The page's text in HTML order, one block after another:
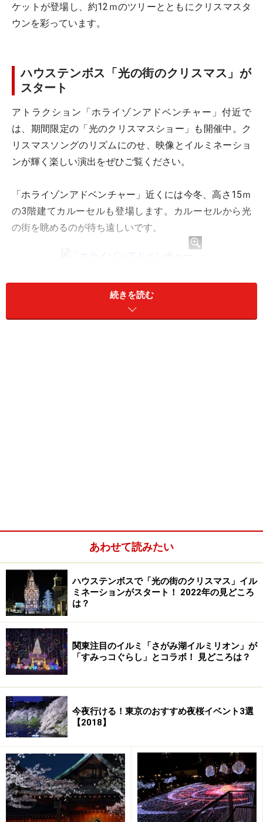
ケットが登場し、約12ｍのツリーとともにクリスマスタ
ウンを彩っています。
ハウステンボス「光の街のクリスマス」が
スタート
アトラクション「ホライゾンアドベンチャー」付近で
は、期間限定の「光のクリスマスショー」も開催中。ク
リスマスソングのリズムにのせ、映像とイルミネーショ
ンが輝く楽しい演出をぜひご覧ください。
「ホライゾンアドベンチャー」近くには今冬、高さ15ｍ
の3階建てカルーセルも登場します。カルーセルから光
の街を眺めるのが待ち遠しいです。
ャー」
●いたるところに「隠れイルミ」も！
美しく輝くギヤマンミュージアム建屋とクリスマスツリー
中心街である「アムステルダムシティ」でも、ギヤマン
ミュージアム建屋がライトアップされています。両脇の
クリスマスツリーとイルミネーションに輝くタクシーと
ともにクリスマスの雰囲気を盛り上げます。
また、ギヤマンミュージアム建屋では、3Dプロジェクシ
ョンマッピングも開催されます。後ほどご紹介するマッ
ピングショー開催時の写真と比較してご覧ください。
＞次のページでは、「3Dプロジェクションマッピング」
や「イルミネーションショー」をご案内します。
※記事内容は執筆時点のものです。最新の内容をご確認くださ
い。
続きを読む
あわせて読みたい
ハウステンボスで「光の街のクリスマス」イル
ミネーションがスタート！ 2022年の見どころ
は？
関東注目のイルミ「さがみ湖イルミリオン」が
「すみっコぐらし」とコラボ！ 見どころは？
今夜行ける！東京のおすすめ夜桜イベント3選
【2018】